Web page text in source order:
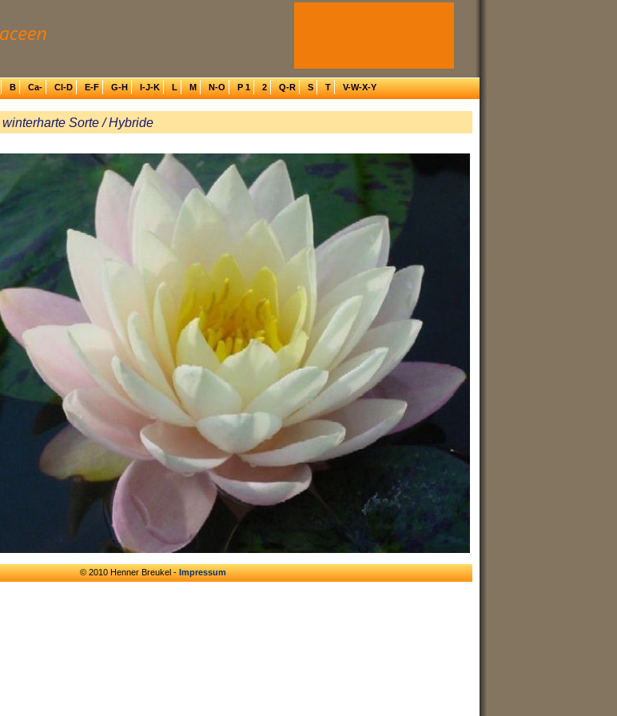
B Ca- Cl-D E-F G-H I-J-K L M N-O P 1 2 Q-R S T V-W-X-Y
winterharte Sorte / Hybride
© 2010 Henner Breukel -Impressum